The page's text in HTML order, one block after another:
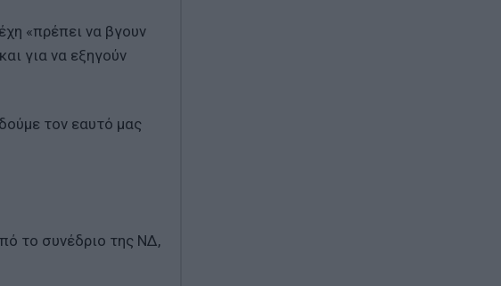
«πρέπει να βγουν
για να εξηγούν
τον εαυτό μας
το συνέδριο της ΝΔ,